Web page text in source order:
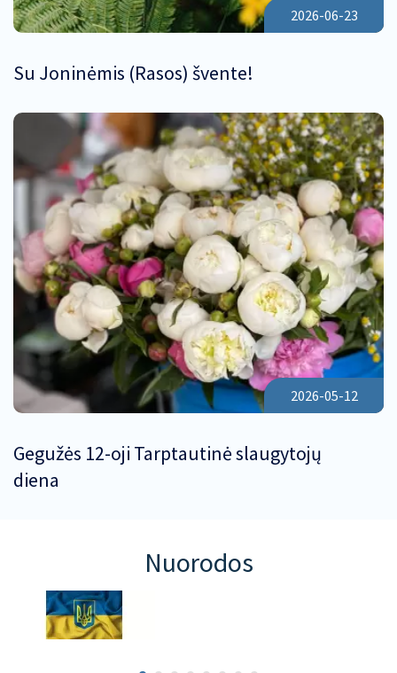
2026-06-23
Su Joninėmis (Rasos) švente!
2026-05-12
Gegužės 12-oji Tarptautinė slaugytojų
diena
Nuorodos